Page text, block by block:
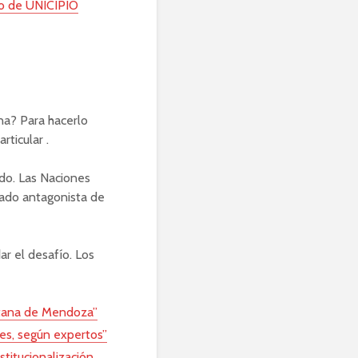
de UNICIPIO
Para hacerlo
.
Las Naciones
antagonista de
el desafío. Los
de Mendoza”
según expertos”